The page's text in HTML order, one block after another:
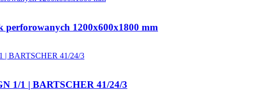
perforowanych 1200x600x1800 mm
1/1 | BARTSCHER 41/24/3